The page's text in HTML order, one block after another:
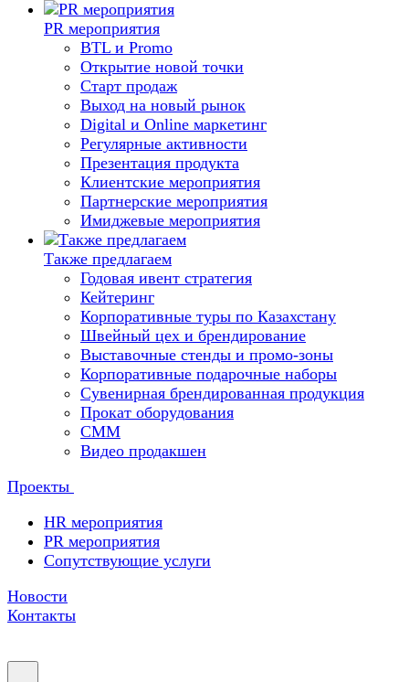
PR мероприятия
BTL и Promo
Открытие новой точки
Старт продаж
Выход на новый рынок
Digital и Online маркетинг
Регулярные активности
Презентация продукта
Клиентские мероприятия
Партнерские мероприятия
Имиджевые мероприятия
Также предлагаем
Годовая ивент стратегия
Кейтеринг
Корпоративные туры по Казахстану
Швейный цех и брендирование
Выставочные стенды и промо-зоны
Корпоративные подарочные наборы
Сувенирная брендированная продукция
Прокат оборудования
СММ
Видео продакшен
Проекты
HR мероприятия
PR мероприятия
Сопутствующие услуги
Новости
Контакты